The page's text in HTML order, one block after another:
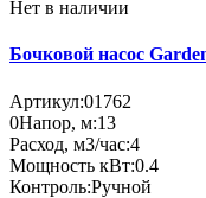
Нет в наличии
Бочковой насос
Артикул:01762
0Напор, м:13
Расход, м3/час:4
Мощность кВт:0.4
Контроль:Ручной